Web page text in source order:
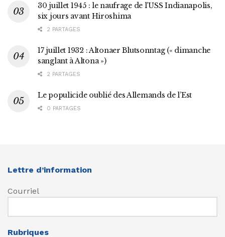
30 juillet 1945 : le naufrage de l’USS Indianapolis,
six jours avant Hiroshima
2 PARTAGES
17 juillet 1932 : Altonaer Blutsonntag (« dimanche
sanglant à Altona »)
2 PARTAGES
Le populicide oublié des Allemands de l’Est
0 PARTAGES
Lettre d’information
Courriel
Rubriques